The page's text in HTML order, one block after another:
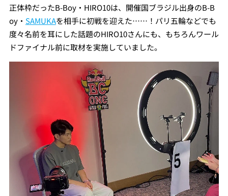
正体枠だったB-Boy・HIRO10は、開催国ブラジル出身のB-B
oy・ SAMUKAを相手に初戦を迎えた……！パリ五輪などでも
度々名前を耳にした話題のHIRO10さんにも、もちろんワール
ドファイナル前に取材を実施していました。